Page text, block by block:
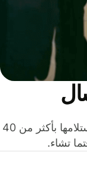
وفّر المال عند إرسال الأموال وإنفاقها واستلامها بأكثر من 40
تشاء.